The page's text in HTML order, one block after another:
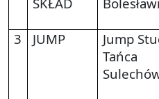
3
JUMP
Jump
Tańca